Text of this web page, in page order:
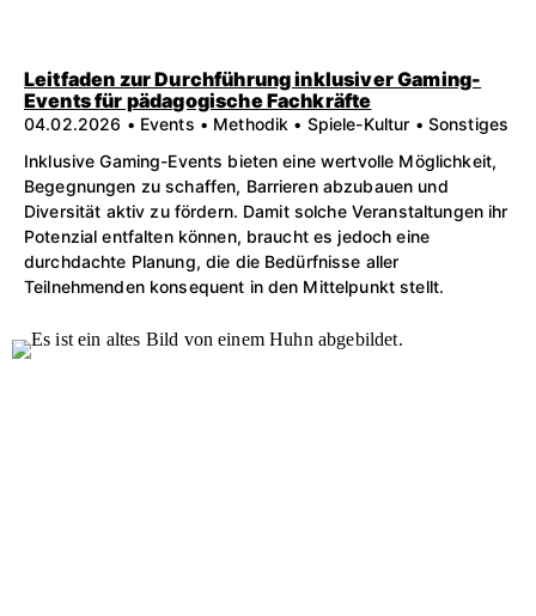
Leitfaden zur Durchführung inklusiver Gaming-
Events für pädagogische Fachkräfte
04.02.2026 • Events • Methodik • Spiele-Kultur • Sonstiges
Inklusive Gaming-Events bieten eine wertvolle Möglichkeit,
Begegnungen zu schaffen, Barrieren abzubauen und
Diversität aktiv zu fördern. Damit solche Veranstaltungen ihr
Potenzial entfalten können, braucht es jedoch eine
durchdachte Planung, die die Bedürfnisse aller
Teilnehmenden konsequent in den Mittelpunkt stellt.